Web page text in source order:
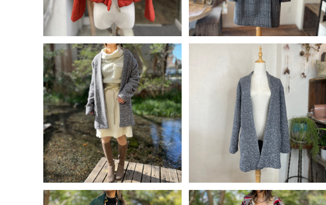
[コーデ買い] で【 60%OFF! 】
2点 フランス古着 タートルネ
ック ニットワンピース + イタ
リア製 SWISS CHRISS グレ
ー ツイード コート
¥34,920
60%OFF
SOLD OUT
イタリア製 SWISS CHRISS
グレー ツイード コート
¥30,320
60%OFF